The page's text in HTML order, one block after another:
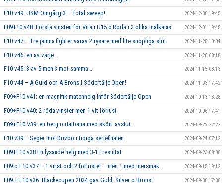
F10 v49: USM Omgång 3 – Total sweep! 2024-12-08 19:45
F09+10 v48: Första vinsten för Vita i U15 o Röda i 2 olika målkalas 2024-12-01 19:45
F10 v47 – Tre jämna fighter varav 2 rysare med lite snöpliga slut 2024-11-25 13:34
F10 v46: en av varje... 2024-11-20 08:18
F10 v45: 3 av 5 men 3 mot samma… 2024-11-15 08:13
F10 v44 – A-Guld och A-Brons i Södertälje Open! 2024-11-03 17:42
F09+F10 v41: en magnifik matchhelg inför Södertälje Open 2024-10-13 18:28
F09+F10 v40: 2 röda vinster men 1 vit förlust 2024-10-06 17:41
F09+F10 V39: en berg o dalbana med skönt avslut… 2024-09-29 22:22
F10 v39 – Seger mot Duvbo i tidiga seriefinalen 2024-09-24 07:12
F09+F10 v38 En lysande helg med 3-1 i resultat 2024-09-23 08:38
F09 o F10 v37 – 1 vinst och 2 förluster – men 1 med mersmak 2024-09-15 19:12
F09 + F10 v36: Blackecupen 2024 gav Guld, Silver o Brons! 2024-09-08 17:08